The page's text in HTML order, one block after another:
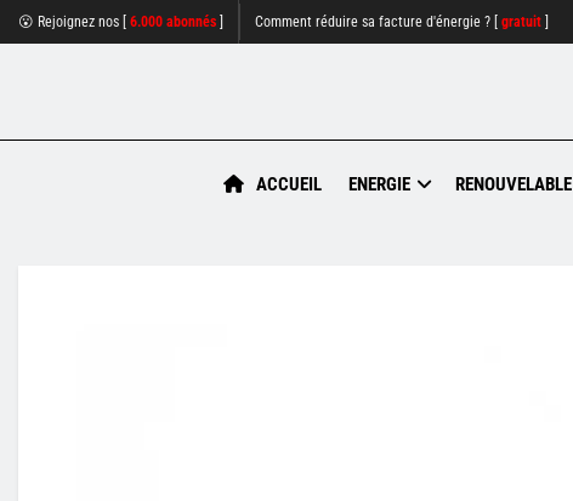
😮 Rejoignez nos [ 6.000 abonnés Comment réduire sa facture d'énergie ? [ gratuit
ACCUEIL ENERGIE RENOUVELABLE